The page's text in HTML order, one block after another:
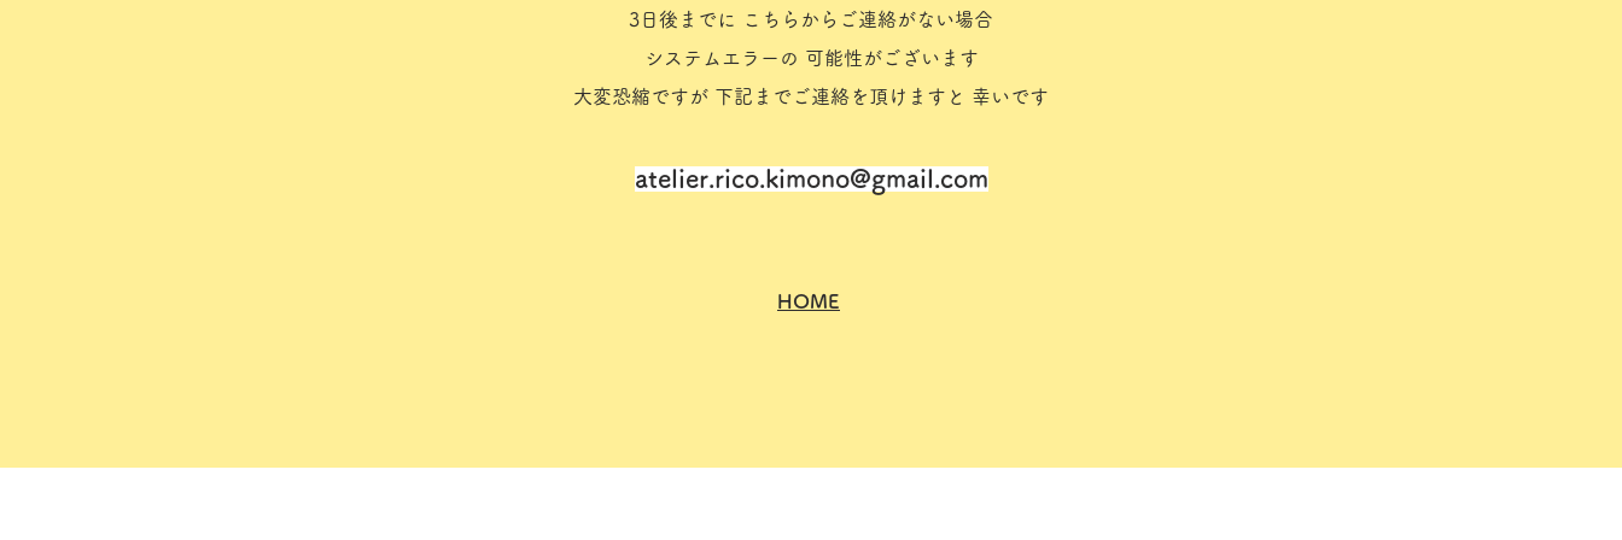
3日後までに こちらからご連絡がない場合
システムエラーの 可能性がございます
大変恐縮ですが 下記までご連絡を頂けますと 幸いです
atelier.rico.kimono@gmail.com
HOME